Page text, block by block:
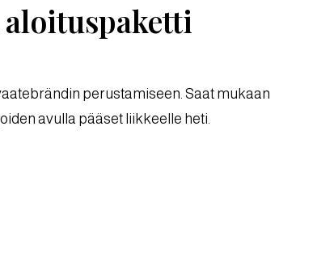
perustamiseen. Saat mukaan
avulla pääset liikkeelle heti.